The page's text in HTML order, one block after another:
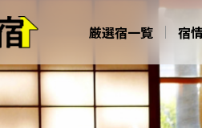
厳選宿一覧 宿